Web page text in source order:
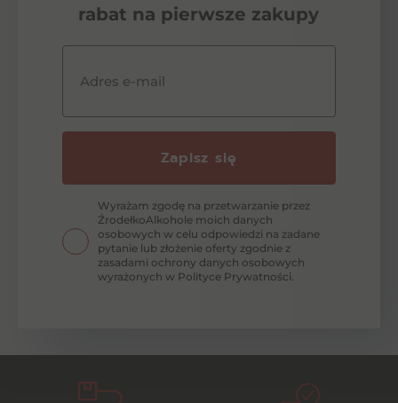
rabat na pierwsze zakupy
Adres e-mail
Zapisz się
Wyrażam zgodę na przetwarzanie przez
ŹrodełkoAlkohole moich danych
osobowych w celu odpowiedzi na zadane
pytanie lub złożenie oferty zgodnie z
zasadami ochrony danych osobowych
wyrażonych w Polityce Prywatności.